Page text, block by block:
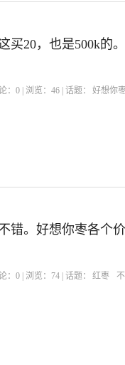
买20，也是500k的
：0 | 浏览：46 | 话题： 好想你
错。好想你枣各个
：0 | 浏览： 74 | 话题： 红枣